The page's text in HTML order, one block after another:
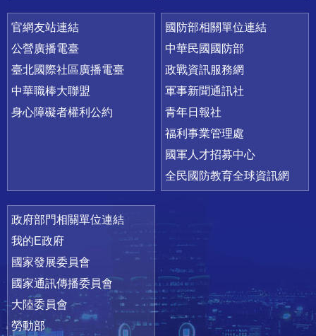
官網友站連結
公營廣播電臺
臺北國際社區廣播電臺
中華職棒大聯盟
身心障礙者權利公約
國防部相關單位連結
中華民國國防部
政戰資訊服務網
軍事新聞通訊社
青年日報社
福利事業管理處
國軍人才招募中心
全民國防教育全球資訊網
政府部門相關單位連結
我的E政府
國家發展委員會
國家通訊傳播委員會
大陸委員會
勞動部